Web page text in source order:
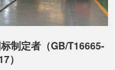
制定者（GB/T16665-
）